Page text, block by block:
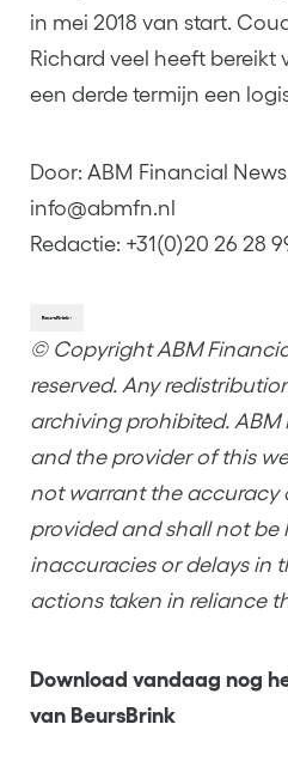
in mei 2018 van start.
Richard veel heeft bereikt
een derde termijn een
Door: ABM Financial
info@abmfn.nl
Redactie: +31(0)20 26 28
© Copyright ABM
reserved. Any
archiving prohibited. ABM
and the provider of this
not warrant the accuracy
provided and shall not be
inaccuracies or delays in
actions taken in reliance
Download vandaag nog
van BeursBrink